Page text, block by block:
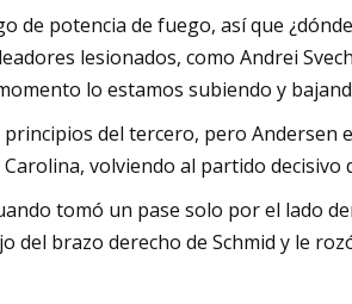
de potencia de fuego, así que
lesionados, como Andrei
lo estamos subiendo y
del tercero, pero
volviendo al partido
tomó un pase solo por el lado
del brazo derecho de Schmid y le